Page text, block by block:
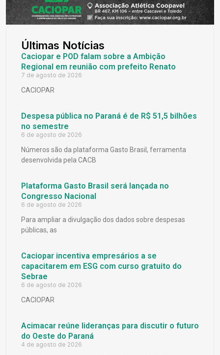
Últimas Notícias
Caciopar e POD falam sobre a Ambição
Regional em reunião com prefeito Renato
7 de agosto de 2026
CACIOPAR
Despesa pública no Paraná é de R$ 51,5 bilhões
no semestre
6 de agosto de 2026
Números são da plataforma Gasto Brasil, ferramenta
desenvolvida pela CACB
Plataforma Gasto Brasil será lançada no
Congresso Nacional
6 de agosto de 2026
Para ampliar a divulgação dos dados sobre despesas
públicas, as
Caciopar incentiva empresários a se
capacitarem em ESG com curso gratuito do
Sebrae
6 de agosto de 2026
CACIOPAR
Acimacar reúne lideranças para discutir o futuro
do Oeste do Paraná
4 de agosto de 2026